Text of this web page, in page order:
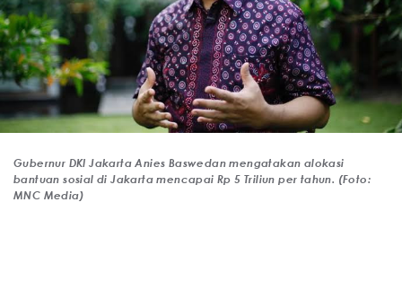
Gubernur DKI Jakarta Anies Baswedan mengatakan alokasi
bantuan sosial di Jakarta mencapai Rp 5 Triliun per tahun. (Foto:
MNC Media)